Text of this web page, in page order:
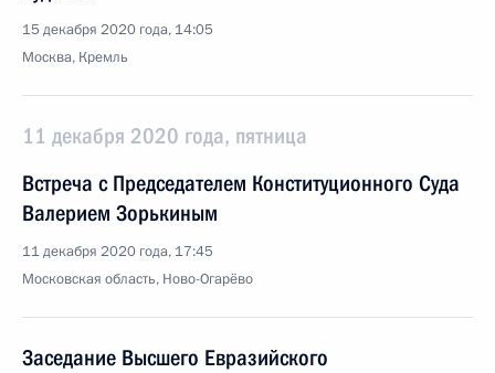
15 декабря 2020 года, 14:05
Москва, Кремль
11 декабря 2020 года, пятница
Встреча с Председателем Конституционного Суда
Валерием Зорькиным
11 декабря 2020 года, 17:45
Московская область, Ново-Огарёво
Заседание Высшего Евразийского